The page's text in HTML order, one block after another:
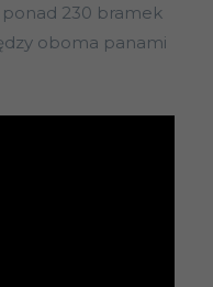
230 bramek
oboma panami